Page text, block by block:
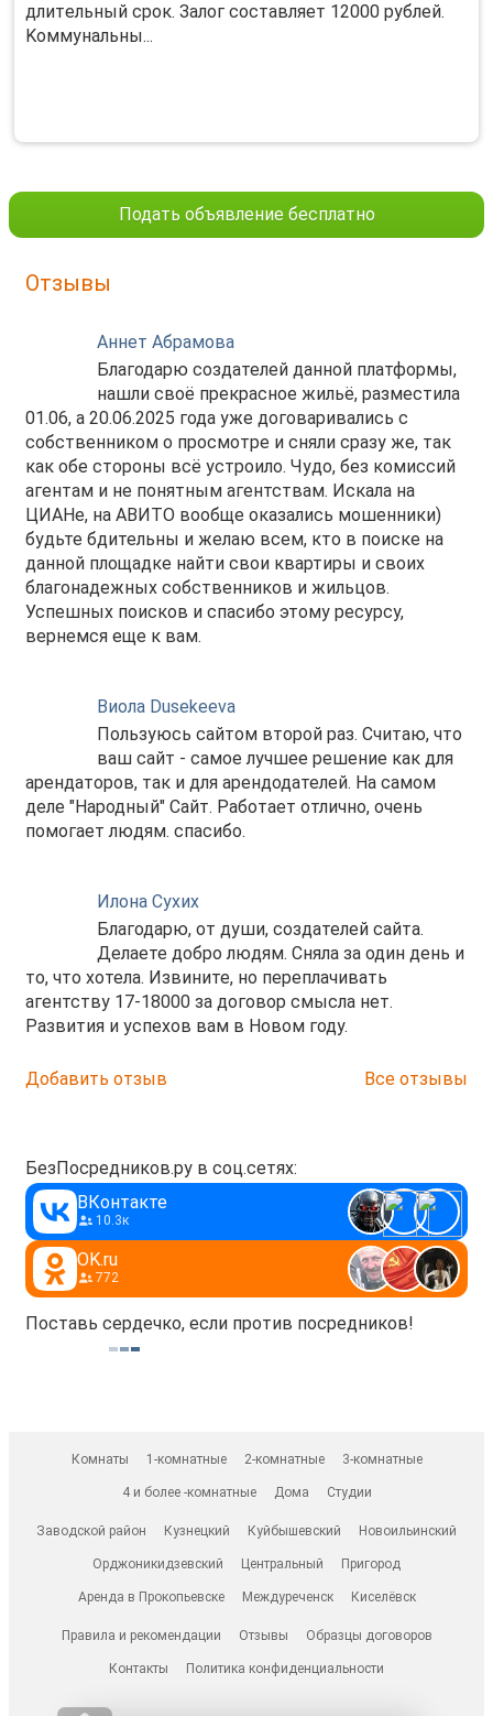
длитeльный сpoк. Залог сocтавляeт 12000 pублeй.
Koммунальны...
Подать объявление бесплатно
Отзывы
Аннет Абрамова
Благодарю создателей данной платформы,
нашли своё прекрасное жильё, разместила
01.06, а 20.06.2025 года уже договаривались с
собственником о просмотре и сняли сразу же, так
как обе стороны всё устроило. Чудо, без комиссий
агентам и не понятным агентствам. Искала на
ЦИАНе, на АВИТО вообще оказались мошенники)
будьте бдительны и желаю всем, кто в поиске на
данной площадке найти свои квартиры и своих
благонадежных собственников и жильцов.
Успешных поисков и спасибо этому ресурсу,
вернемся еще к вам.
Виола Dusekeeva
Пользуюсь сайтом второй раз. Считаю, что
ваш сайт - самое лучшее решение как для
арендаторов, так и для арендодателей. На самом
деле "Народный" Сайт. Работает отлично, очень
помогает людям. спасибо.
Илона Сухих
Благодарю, от души, создателей сайта.
Делаете добро людям. Сняла за один день и
то, что хотела. Извините, но переплачивать
агентству 17-18000 за договор смысла нет.
Развития и успехов вам в Новом году.
Добавить отзыв Все отзывы
БезПосредников.ру в соц.сетях:
ВКонтакте
10.3к
OK.ru
772
Поставь сердечко, если против посредников!
Комнаты 1-комнатные 2-комнатные 3-комнатные
4 и более -комнатные Дома Студии
Заводской район Кузнецкий Куйбышевский Новоильинский
Орджоникидзевский Центральный Пригород
Аренда в Прокопьевске Междуреченск Киселёвск
Правила и рекомендации Отзывы Образцы договоров
Контакты Политика конфиденциальности